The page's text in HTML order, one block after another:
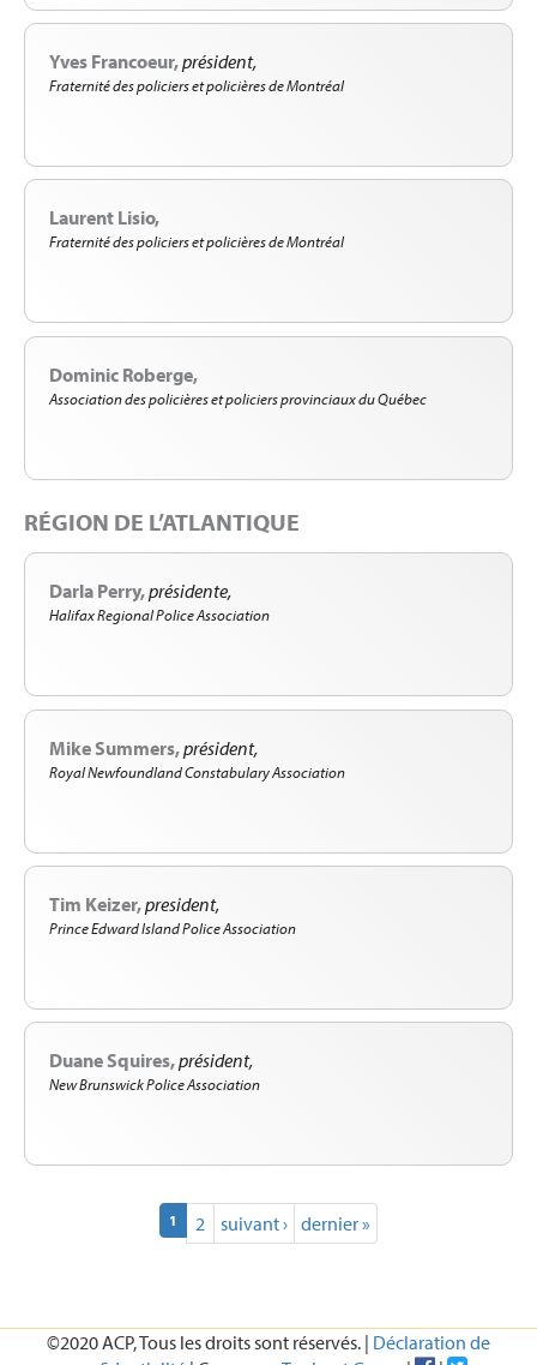
Yves Francoeur président
Fraternité des policiers et policières de Montréal
Laurent Lisio
Fraternité des policiers et policières de Montréal
Dominic Roberge
Association des policières et policiers provinciaux du Québec
RÉGION DE L’ATLANTIQUE
Darla Perry présidente
Halifax Regional Police Association
Mike Summers président
Royal Newfoundland Constabulary Association
Tim Keizer president
Prince Edward Island Police Association
Duane Squires président
New Brunswick Police Association
1 (current)
2 suivant › dernier »
©2020 ACP, Tous les droits sont réservés. | Déclaration de